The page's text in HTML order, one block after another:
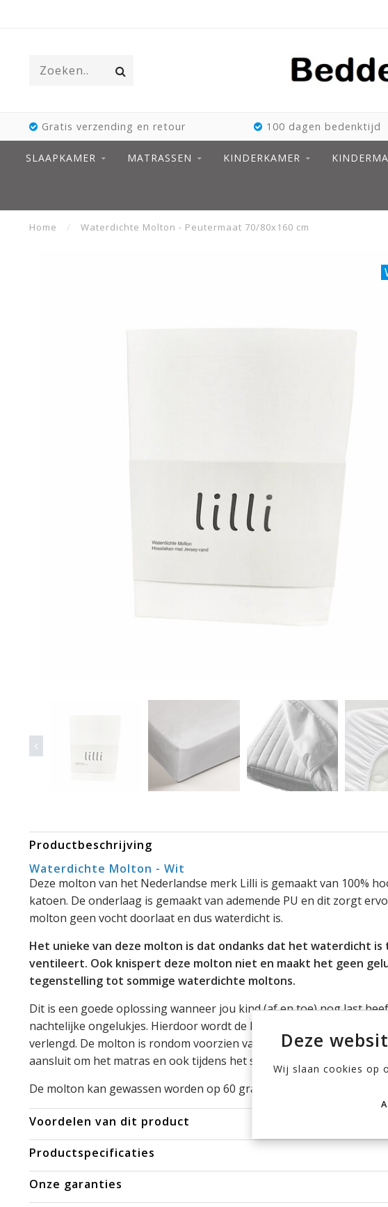
Gratis verzending en retour 100 dagen bedenktijd
SLAAPKAMER MATRASSEN KINDERKAMER
Home / Waterdichte Molton - Peutermaat 70/80x160 cm
Productbeschrijving
Waterdichte Molton - Wit
Deze molton van het Nederlandse merk Lilli is gemaakt van 100%
katoen. De onderlaag is gemaakt van ademende PU en dit zorgt
molton geen vocht doorlaat en dus waterdicht is.
Het unieke van deze molton is dat ondanks dat het waterdicht is
ventileert. Ook knispert deze molton niet en maakt het geen
tegenstelling tot sommige waterdichte moltons.
Dit is een goede oplossing wanneer jou kind (af en toe) nog last
nachtelijke ongelukjes. Hierdoor wordt de levensduur van het matras
verlengd. De molton is rondom voorzien van elastiek, waardoor de
aansluit om het matras en ook tijdens het slapen goed blijft zitten.
De molton kan gewassen worden op 60 graden (huisstofmijt dodend).
Voordelen van dit product
Productspecificaties
Onze garanties
Deze
Wij slaan cookies op